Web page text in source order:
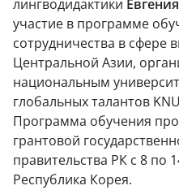
лингводидактики
участие в программе
сотрудничества в сфере
Центральной Азии,
национальным
глобальных талантов
Программа обучения
грантовой
правительства РК с 8 по
Республика Корея.